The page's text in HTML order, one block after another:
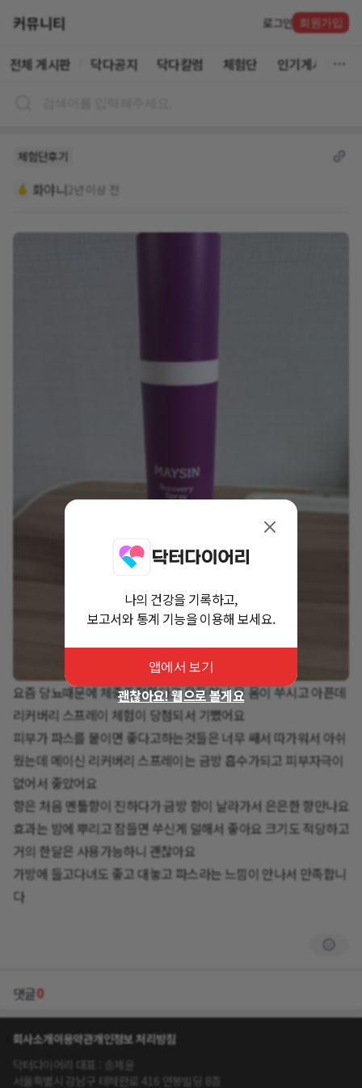
커뮤니티 로그인 회원가입
전체 게시판 닥다공지 닥다칼럼 체험단 인기게시글
체험단후기
화야니2년 이상 전
요즘 당뇨때문에 체중조절한다고 운동하니 온 몸이 쑤시고 아픈데
리커버리 스프레이 체험이 당첨되서 기뻤어요
피부가 파스를 붙이면 좋다고하는것들은 너무 쌔서 따가워서 아쉬
웠는데 메이신 리커버리 스프레이는 금방 흡수가되고 피부자극이
없어서 좋았어요
향은 처음 멘톨향이 진하다가 금방 향이 날라가서 은은한 향만나요
효과는 밤에 뿌리고 잠들면 쑤신게 덜해서 좋아요 크기도 적당하고
거의 한달은 사용가능하니 괜찮아요
가방에 들고다녀도 좋고 대놓고 파스라는 느낌이 안나서 만족합니
다
댓글0
회사소개이용약관개인정보 처리방침
닥터다이어리 대표 : 송제윤
서울특별시 강남구 테헤란로 416 연봉빌딩 8층
나의 건강을 기록하고,
보고서와 통계 기능을 이용해 보세요.
앱에서 보기
괜찮아요! 웹으로 볼게요